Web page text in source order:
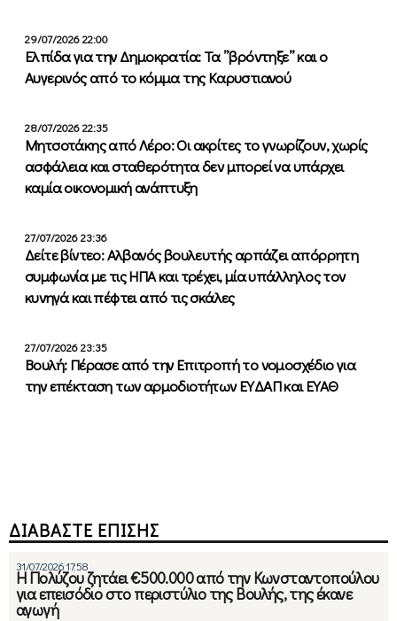
29/07/2026 22:00
Ελπίδα για την Δημοκρατία: Τα ”βρόντηξε” και ο
Αυγερινός από το κόμμα της Καρυστιανού
28/07/2026 22:35
Μητσοτάκης από Λέρο: Οι ακρίτες το γνωρίζουν, χωρίς
ασφάλεια και σταθερότητα δεν μπορεί να υπάρχει
καμία οικονομική ανάπτυξη
27/07/2026 23:36
Δείτε βίντεο: Αλβανός βουλευτής αρπάζει απόρρητη
συμφωνία με τις ΗΠΑ και τρέχει, μία υπάλληλος τον
κυνηγά και πέφτει από τις σκάλες
27/07/2026 23:35
Βουλή: Πέρασε από την Επιτροπή το νομοσχέδιο για
την επέκταση των αρμοδιοτήτων ΕΥΔΑΠ και ΕΥΑΘ
ΔΙΑΒΑΣΤΕ ΕΠΙΣΗΣ
31/07/2026 17:58
Η Πολύζου ζητάει €500.000 από την Κωνσταντοπούλου
για επεισόδιο στο περιστύλιο της Βουλής, της έκανε
αγωγή